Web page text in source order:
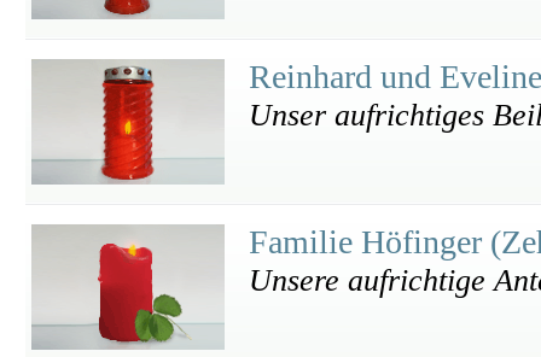
Reinhard und
Unser aufrichtiges
Familie Höfinger
Unsere aufrichtige